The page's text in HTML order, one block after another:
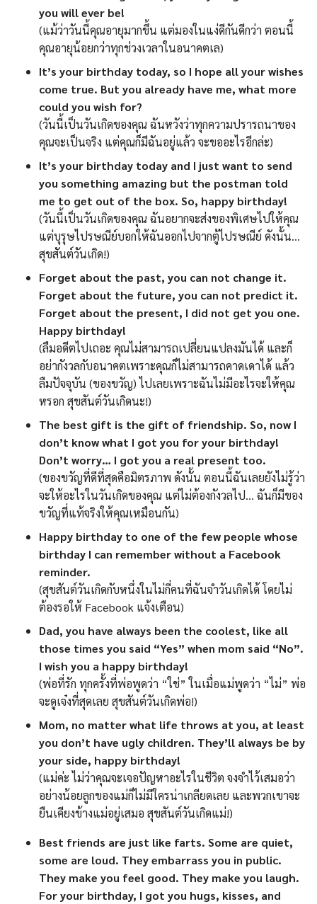
you will ever be!
(แม้ว่าวันนี้คุณอายุมากขึ้น แต่มองในแง่ดีกันดีกว่า ตอนนี้
คุณอายุน้อยกว่าทุกช่วงเวลาในอนาคตเล)
It’s your birthday today, so I hope all your wishes
come true. But you already have me, what more
could you wish for?
(วันนี้เป็นวันเกิดของคุณ ฉันหวังว่าทุกความปรารถนาของ
คุณจะเป็นจริง แต่คุณก็มีฉันอยู่แล้ว จะขออะไรอีกล่ะ)
It’s your birthday today and I just want to send
you something amazing but the postman told
me to get out of the box. So, happy birthday!
(วันนี้เป็นวันเกิดของคุณ ฉันอยากจะส่งของพิเศษไปให้คุณ
แต่บุรุษไปรษณีย์บอกให้ฉันออกไปจากตู้ไปรษณีย์ ดังนั้น…
สุขสันต์วันเกิด!)
Forget about the past, you can not change it.
Forget about the future, you can not predict it.
Forget about the present, I did not get you one.
Happy birthday!
(ลืมอดีตไปเถอะ คุณไม่สามารถเปลี่ยนแปลงมันได้ และก็
อย่ากังวลกับอนาคตเพราะคุณก็ไม่สามารถคาดเดาได้ แล้ว
ลืมปัจจุบัน (ของขวัญ) ไปเลยเพราะฉันไม่มีอะไรจะให้คุณ
หรอก สุขสันต์วันเกิดนะ!)
The best gift is the gift of friendship. So, now I
don’t know what I got you for your birthday!
Don’t worry… I got you a real present too.
(ของขวัญที่ดีที่สุดคือมิตรภาพ ดังนั้น ตอนนี้ฉันเลยยังไม่รู้ว่า
จะให้อะไรในวันเกิดของคุณ แต่ไม่ต้องกังวลไป… ฉันก็มีของ
ขวัญที่แท้จริงให้คุณเหมือนกัน)
Happy birthday to one of the few people whose
birthday I can remember without a Facebook
reminder.
(สุขสันต์วันเกิดกับหนึ่งในไม่กี่คนที่ฉันจำวันเกิดได้ โดยไม่
ต้องรอให้ Facebook แจ้งเตือน)
Dad, you have always been the coolest, like all
those times you said “Yes” when mom said “No”.
I wish you a happy birthday!
(พ่อที่รัก ทุกครั้งที่พ่อพูดว่า “ใช่” ในเมื่อแม่พูดว่า “ไม่” พ่อ
จะดูเจ๋งที่สุดเลย สุขสันต์วันเกิดพ่อ!)
Mom, no matter what life throws at you, at least
you don’t have ugly children. They’ll always be by
your side, happy birthday!
(แม่ค่ะ ไม่ว่าคุณจะเจอปัญหาอะไรในชีวิต จงจำไว้เสมอว่า
อย่างน้อยลูกของแม่ก็ไม่มีใครน่าเกลียดเลย และพวกเขาจะ
ยืนเคียงข้างแม่อยู่เสมอ สุขสันต์วันเกิดแม่!)
Best friends are just like farts. Some are quiet,
some are loud. They embarrass you in public.
They make you feel good. They make you laugh.
For your birthday, I got you hugs, kisses, and